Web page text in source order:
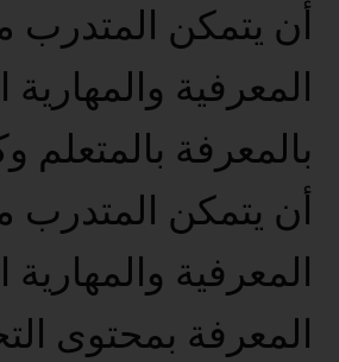
أن يتمكن المتدرب
المعرفية والمهارية
بالمعرفة بالمتعلم
أن يتمكن المتدرب
المعرفية والمهارية
المعرفة بمحتوى